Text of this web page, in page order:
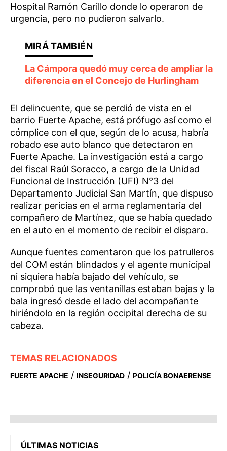
Hospital Ramón Carillo donde lo operaron de
urgencia, pero no pudieron salvarlo.
La Cámpora quedó muy cerca de ampliar la
diferencia en el Concejo de Hurlingham
El delincuente, que se perdió de vista en el
barrio Fuerte Apache, está prófugo así como el
cómplice con el que, según de lo acusa, habría
robado ese auto blanco que detectaron en
Fuerte Apache. La investigación está a cargo
del fiscal Raúl Soracco, a cargo de la Unidad
Funcional de Instrucción (UFI) N°3 del
Departamento Judicial San Martín, que dispuso
realizar pericias en el arma reglamentaria del
compañero de Martínez, que se había quedado
en el auto en el momento de recibir el disparo.
Aunque fuentes comentaron que los patrulleros
del COM están blindados y el agente municipal
ni siquiera había bajado del vehículo, se
comprobó que las ventanillas estaban bajas y la
bala ingresó desde el lado del acompañante
hiriéndolo en la región occipital derecha de su
cabeza.
TEMAS RELACIONADOS
FUERTE APACHE / INSEGURIDAD / POLICÍA BONAERENSE
ÚLTIMAS NOTICIAS